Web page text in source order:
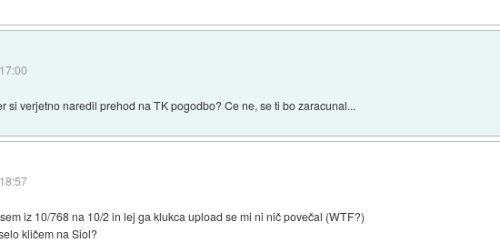
si verjetno naredil prehod na TK pogodbo? Ce ne, se ti bo zaracunal...
iz 10/768 na 10/2 in lej ga klukca upload se mi ni nič povečal (WTF?)
kličem na Siol?